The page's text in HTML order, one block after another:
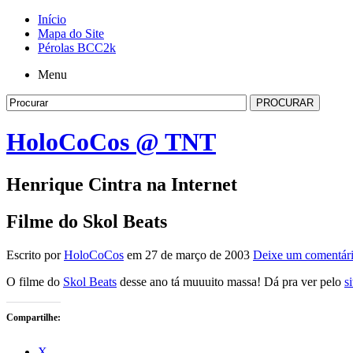
Início
Mapa do Site
Pérolas BCC2k
Menu
HoloCoCos @ TNT
Henrique Cintra na Internet
Filme do Skol Beats
Escrito porHoloCoCos em 27 de março de 2003 Deixe um
O filme do Skol Beats desse ano tá muuuito massa! Dá pra ver pelo
Compartilhe: